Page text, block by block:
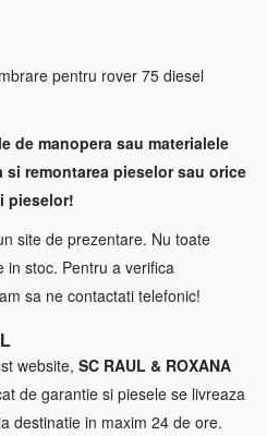
pentru rover 75 diesel
de manopera sau materialele
remontarea pieselor sau orice
pieselor!
site de prezentare. Nu toate
in stoc. Pentru a verifica
sa ne contactati telefonic!
website, SC RAUL & ROXANA
de garantie si piesele se livreaza
destinatie in maxim 24 de ore.